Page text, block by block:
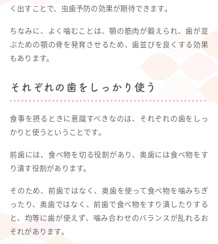
く出すことで、虫歯予防の効果が期待できます。
ちなみに、よく噛むことは、顎の筋肉が鍛えられ、歯が並
ぶための顎の骨を発育させるため、歯並びを良くする効果
もあります。
それぞれの歯をしっかり使う
食事を摂るときに意識すべきなのは、それぞれの歯をしっ
かりと使うということです。
前歯には、食べ物を切る役割があり、奥歯には食べ物をす
り潰す役割があります。
そのため、前歯ではなく、奥歯を使って食べ物を噛みちぎ
ったり、奥歯ではなく、前歯で食べ物をすり潰したりする
と、均等に歯が使えず、噛み合わせのバランスが乱れるお
それがあります。